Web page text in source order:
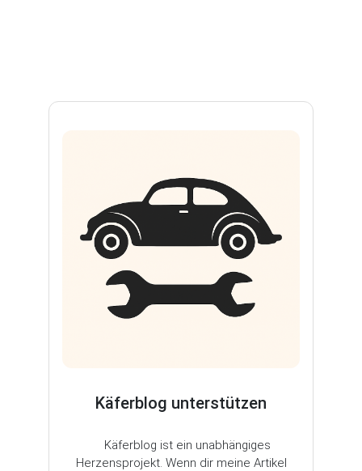
Käferblog unterstützen
Käferblog ist ein unabhängiges
Herzensprojekt. Wenn dir meine Artikel